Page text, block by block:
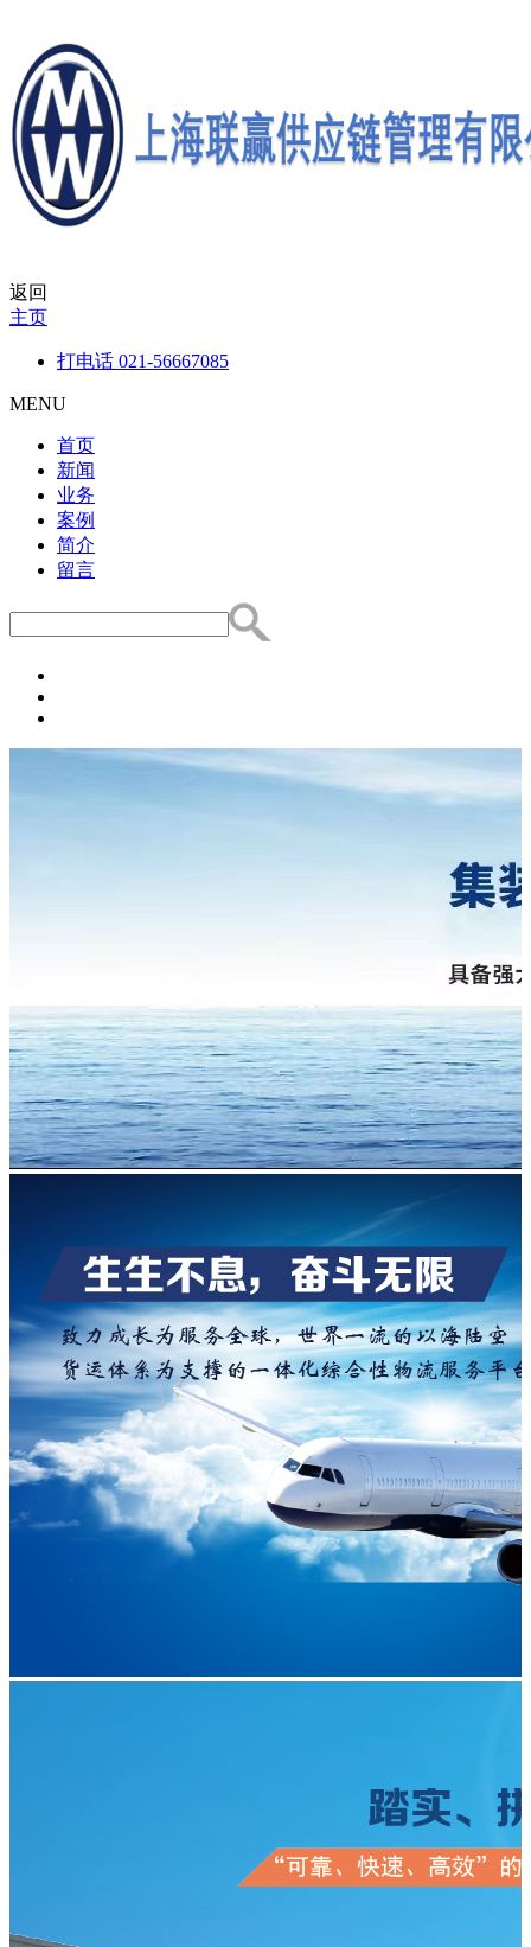
返回
主页
打电话 021-56667085
MENU
首页
新闻
业务
案例
简介
留言